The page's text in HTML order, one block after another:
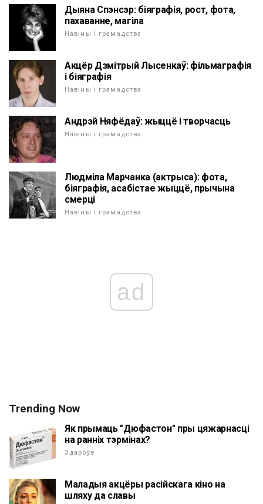
Дыяна Спэнсэр: біяграфія, рост, фота,
пахаванне, магіла
Навіны і грамадства
Акцёр Дзмітрый Лысенкаў: фільмаграфія
і біяграфія
Навіны і грамадства
Андрэй Няфёдаў: жыццё і творчасць
Навіны і грамадства
Людміла Марчанка (актрыса): фота,
біяграфія, асабістае жыццё, прычына
смерці
Навіны і грамадства
ad
Trending Now
Як прымаць "Дюфастон" пры цяжарнасці
на ранніх тэрмінах?
Здароўе
Маладыя акцёры расійскага кіно на
шляху да славы